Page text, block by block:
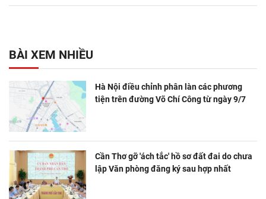
BÀI XEM NHIỀU
Hà Nội điều chỉnh phân làn các phương
tiện trên đường Võ Chí Công từ ngày 9/7
Cần Thơ gỡ 'ách tắc' hồ sơ đất đai do chưa
lập Văn phòng đăng ký sau hợp nhất